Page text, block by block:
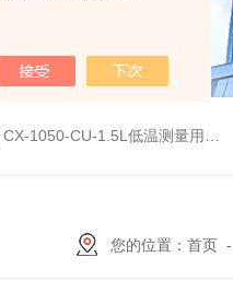
CX-1050-CU-1.5L低温测量用硅二极管温度传感器
您的位置： 首页 -